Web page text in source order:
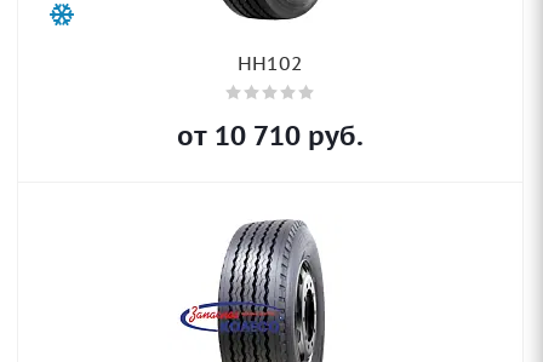
HH102
от 10 710 руб.